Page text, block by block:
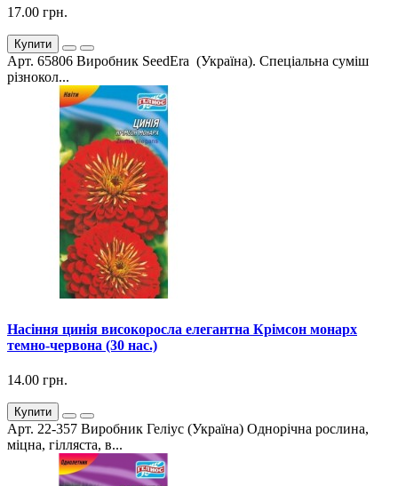
17.00 грн.
Купити
Арт. 65806 Виробник SeedEra (Україна). Спеціальна суміш
різнокол...
Насіння цинія високоросла елегантна Крімсон монарх
темно-червона (30 нас.)
14.00 грн.
Купити
Арт. 22-357 Виробник Геліус (Україна) Однорічна рослина,
міцна, гілляста, в...